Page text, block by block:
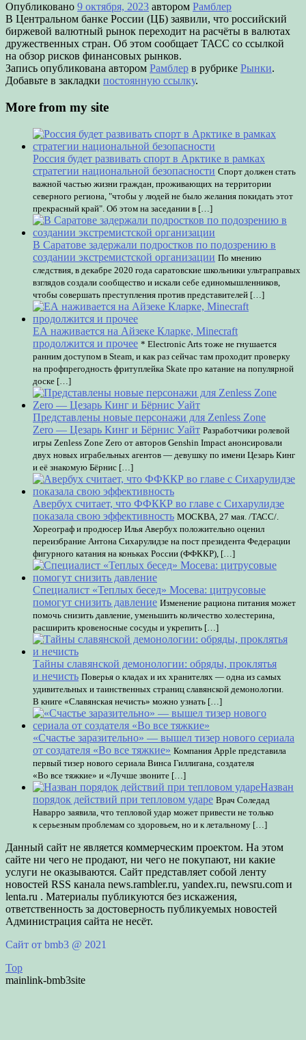
Опубликовано 9 октября, 2023 автором Рамблер
В Центральном банке России (ЦБ) заявили, что российский
биржевой валютный рынок переходит на расчёты в валютах
дружественных стран. Об этом сообщает ТАСС со ссылкой
на обзор рисков финансовых рынков.
Запись опубликована автором Рамблер в рубрике Рынки.
Добавьте в закладки постоянную ссылку.
More from my site
Россия будет развивать спорт в Арктике в рамках
стратегии национальной безопасности Спорт должен стать
важной частью жизни граждан, проживающих на территории
северного региона, "чтобы у людей не было желания покидать этот
прекрасный край". Об этом на заседании в […]
В Саратове задержали подростков по подозрению в
создании экстремистской организации По мнению
следствия, в декабре 2020 года саратовские школьники ультраправых
взглядов создали сообщество и искали себе единомышленников,
чтобы совершать преступления против представителей […]
ЕА наживается на Айзеке Кларке, Minecraft
продолжится и прочее * Electronic Arts тоже не гнушается
ранним доступом в Steam, и как раз сейчас там проходит проверку
на профпрегодность фритуплейка Skate про катание на популярной
доске […]
Представлены новые персонажи для Zenless Zone
Zero — Цезарь Кинг и Бёрнис Уайт Разработчики ролевой
игры Zenless Zone Zero от авторов Genshin Impact анонсировали
двух новых играбельных агентов — девушку по имени Цезарь Кинг
и её знакомую Бёрнис […]
Авербух считает, что ФФККР во главе с Сихарулидзе
показала свою эффективность МОСКВА, 27 мая. /ТАСС/.
Хореограф и продюсер Илья Авербух положительно оценил
переизбрание Антона Сихарулидзе на пост президента Федерации
фигурного катания на коньках России (ФФККР), […]
Специалист «Теплых бесед» Мосева: цитрусовые
помогут снизить давление Изменение рациона питания может
помочь снизить давление, уменьшить количество холестерина,
расширить кровеносные сосуды и укрепить […]
Тайны славянской демонологии: обряды, проклятья
и нечисть Поверья о кладах и их хранителях — одна из самых
удивительных и таинственных страниц славянской демонологии.
В книге «Славянская нечисть» можно узнать […]
«Счастье заразительно» — вышел тизер нового сериала
от создателя «Во все тяжкие» Компания Apple представила
первый тизер нового сериала Винса Гиллигана, создателя
«Во все тяжкие» и «Лучше звоните […]
Назван
порядок действий при тепловом ударе Врач Соледад
Наварро заявила, что тепловой удар может привести не только
к серьезным проблемам со здоровьем, но и к летальному […]
Данный сайт не является коммерческим проектом. На этом
сайте ни чего не продают, ни чего не покупают, ни какие
услуги не оказываются. Сайт представляет собой ленту
новостей RSS канала news.rambler.ru, yandex.ru, newsru.com и
lenta.ru . Материалы публикуются без искажения,
ответственность за достоверность публикуемых новостей
Администрация сайта не несёт.
Сайт от bmb3 @ 2021
Top
mainlink-bmb3site